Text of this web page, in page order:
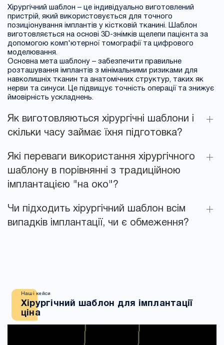
Хірургічний шаблон – це індивідуально виготовлений
пристрій, який використовується для точного
позиціонування імплантів у кістковій тканині. Шаблон
виготовляється на основі 3D-знімків щелепи пацієнта за
допомогою комп'ютерної томографії та цифрового
моделювання.
Основна мета шаблону – забезпечити правильне
розташування імплантів з мінімальними ризиками для
навколишніх тканин та анатомічних структур, таких як
нерви та синуси. Це підвищує точність операції та знижує
ймовірність ускладнень.
Як виготовляються хірургічні шаблони і
скільки часу займає їхня підготовка?
Які переваги використання хірургічного
шаблону в порівнянні з традиційною
імплантацією "на око"?
Чи підходить хірургічний шаблон всім
випадків імплантації, чи є обмеження?
Наші кейси
Хірургічний шаблон для імплантації
ціна